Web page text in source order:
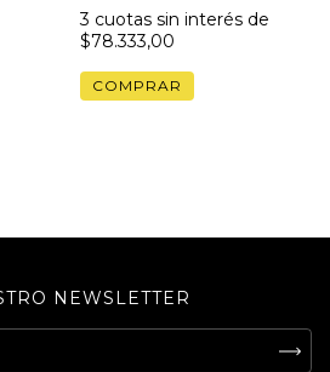
3 cuotas sin interés de
$78.333,00
NEWSLETTER